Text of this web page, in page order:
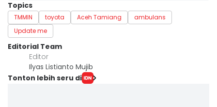
Topics
TMMIN toyota Aceh Tamiang
ambulans
Update me
Editorial Team
Editor
Ilyas Listianto Mujib
Tonton lebih seru di